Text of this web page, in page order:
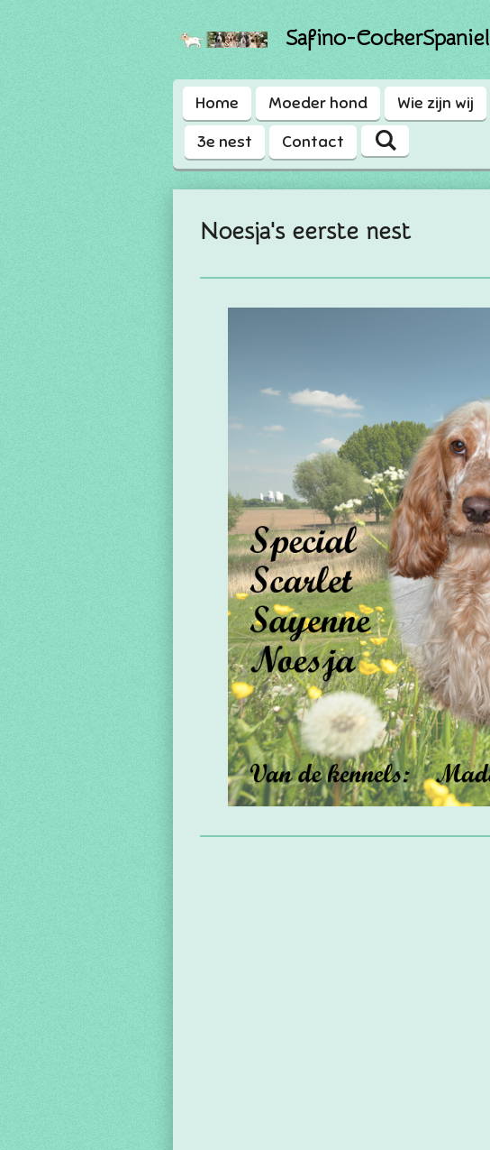
Safino-CockerSpaniel
Home Moeder hond Wie zijn wij
3e nest
Contact
Noesja's eerste nest